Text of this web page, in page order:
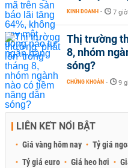
KINH DOANH - 7
Thị trường
8, nhóm
sóng?
CHỨNG KHOÁN - 9
LIÊN KẾT NỔI BẬT
Giá vàng hôm nay Tỷ giá
Tỷ giá euro
Giá heo hơi